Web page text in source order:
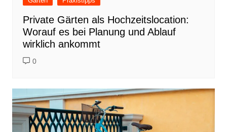
Private Gärten als Hochzeitslocation:
Worauf es bei Planung und Ablauf
wirklich ankommt
0